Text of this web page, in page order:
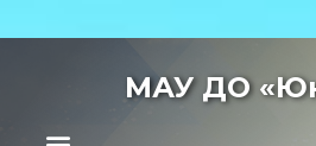
МАУ ДО